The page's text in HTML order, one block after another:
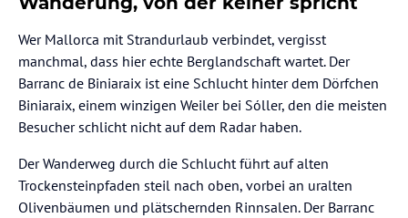
Wer Mallorca mit Strandurlaub verbindet, vergisst
manchmal, dass hier echte Berglandschaft wartet. Der
Barranc de Biniaraix ist eine Schlucht hinter dem Dörfchen
Biniaraix, einem winzigen Weiler bei Sóller, den die meisten
Besucher schlicht nicht auf dem Radar haben.
Der Wanderweg durch die Schlucht führt auf alten
Trockensteinpfaden steil nach oben, vorbei an uralten
Olivenbäumen und plätschernden Rinnsalen. Der Barranc